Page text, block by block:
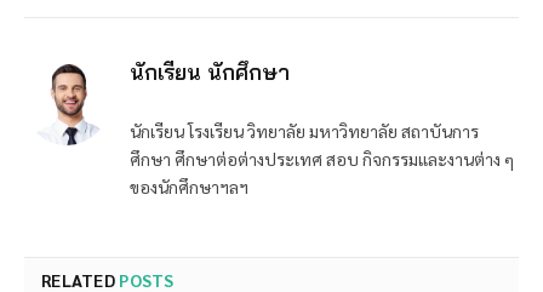
นักเรียน นักศึกษา
นักเรียน โรงเรียน วิทยาลัย มหาวิทยาลัย สถาบันการ
ศึกษา ศึกษาต่อต่างประเทศ สอบ กิจกรรมและงานต่าง ๆ
ของนักศึกษาฯลฯ
RELATED POSTS